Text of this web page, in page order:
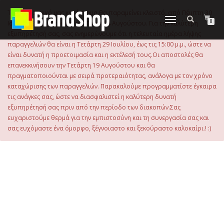
περιεχόμενο
Εναλλαγή
0
Το ηλεκτρονικό μας κατάστημα θα παραμείνει κλειστό, από Πέμπτη 30
Ιουλίου 2026 μέχρι και την Τρίτη 18 Αυγούστου. Για την καλύτερη
εξυπηρέτησή σας, σας ενημερώνουμε ότι η τελευταία ημέρα λήψης
παραγγελιών θα είναι η Τετάρτη 29 Ιουλίου, έως τις 15:00 μ.μ., ώστε να
είναι δυνατή η προετοιμασία και η εκτέλεσή τους.Οι αποστολές θα
επανεκκινήσουν την Τετάρτη 19 Αυγούστου και θα
πραγματοποιούνται με σειρά προτεραιότητας, ανάλογα με τον χρόνο
καταχώρισης των παραγγελιών. Παρακαλούμε προγραμματίστε έγκαιρα
τις ανάγκες σας, ώστε να διασφαλιστεί η καλύτερη δυνατή
εξυπηρέτησή σας πριν από την περίοδο των διακοπών.Σας
ευχαριστούμε θερμά για την εμπιστοσύνη και τη συνεργασία σας και
σας ευχόμαστε ένα όμορφο, ξέγνοιαστο και ξεκούραστο καλοκαίρι.! :)